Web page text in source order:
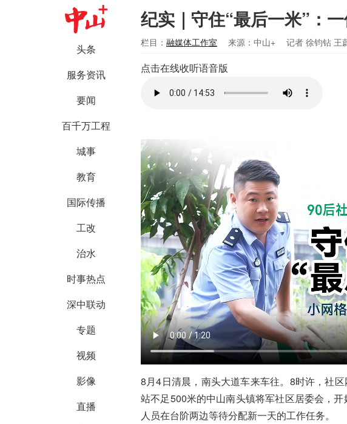
头条
服务资讯
要闻
百千万工程
城事
教育
国际传播
工改
治水
时事热点
深中联动
专题
视频
影像
直播
纪实｜守住“最后一米”：
栏目： 融媒体工作室 来源：中山+ 记者 徐钧钻 王
点击在线收听语音版
8月4日清晨，南头大道车来车往。8时许，社区
站不足500米的中山南头镇将军社区居委会，
人员在台阶两边等待分配新一天的工作任务。